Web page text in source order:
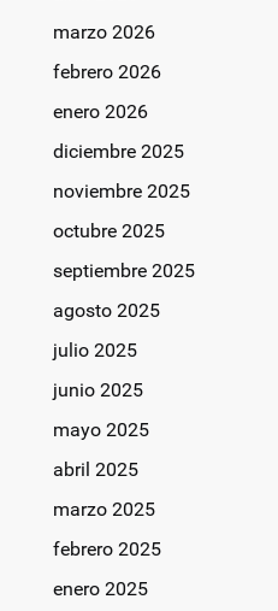
marzo 2026
febrero 2026
enero 2026
diciembre 2025
noviembre 2025
octubre 2025
septiembre 2025
agosto 2025
julio 2025
junio 2025
mayo 2025
abril 2025
marzo 2025
febrero 2025
enero 2025